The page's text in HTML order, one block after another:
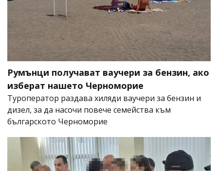
Румънци получават ваучери за бензин, ако
изберат нашето Черноморие
Туроператор раздава хиляди ваучери за бензин и
дизел, за да насочи повече семейства към
българското Черноморие